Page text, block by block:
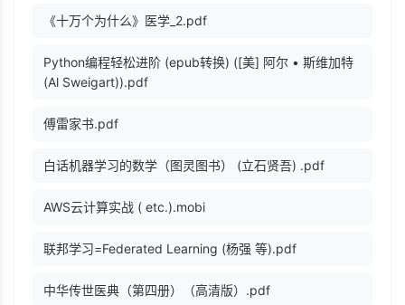
《十万个为什么》医学_2.pdf
Python编程轻松进阶 (epub转换) ([美] 阿尔 • 斯维加特
(Al Sweigart)).pdf
傅雷家书.pdf
白话机器学习的数学（图灵图书） (立石贤吾) .pdf
AWS云计算实战 ( etc.).mobi
联邦学习=Federated Learning (杨强 等).pdf
中华传世医典（第四册）（高清版）.pdf